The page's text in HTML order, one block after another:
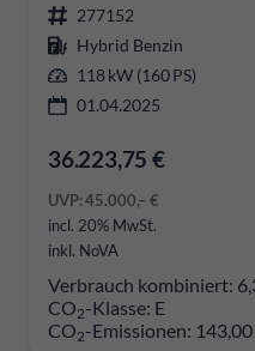
277152
Hybrid Benzin
118 kW (160 PS)
01.04.2025
36.223,75 €
UVP:45.000,– €
incl. 20% MwSt.
inkl. NoVA
Verbrauch kombiniert:
CO2-Klasse: E
CO2-Emissionen: